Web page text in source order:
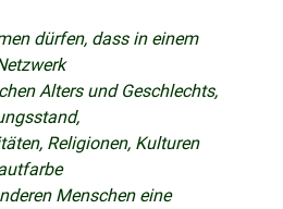
dürfen, dass in einem
Alters und Geschlechts,
Religionen, Kulturen
Menschen eine